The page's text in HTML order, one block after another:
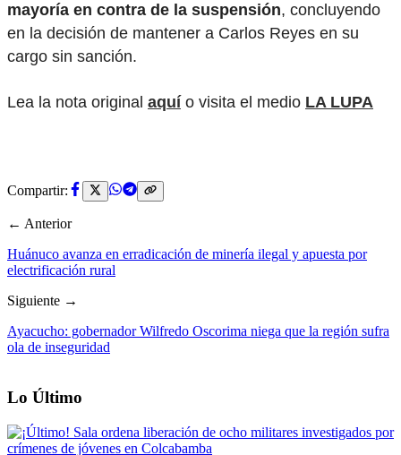
mayoría en contra de la suspensión, concluyendo
en la decisión de mantener a Carlos Reyes en su
cargo sin sanción.
Lea la nota original aquío visita el medio LA LUPA
Compartir:
← Anterior
Huánuco avanza en erradicación de minería ilegal y apuesta por
electrificación rural
Siguiente →
Ayacucho: gobernador Wilfredo Oscorima niega que la región sufra
ola de inseguridad
Lo Último